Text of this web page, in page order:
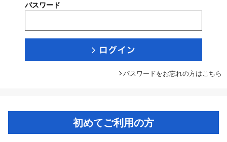
パスワード
パスワードをお忘れの方はこちら
初めてご利用の方